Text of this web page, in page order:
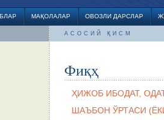
МАҚОЛАЛАР ОВОЗЛИ ДАРСЛАР
АСОСИЙ ҚИСМ
Фиқҳ
ҲИЖОБ ИБОДАТ,
ШАЪБОН ЎРТАСИ